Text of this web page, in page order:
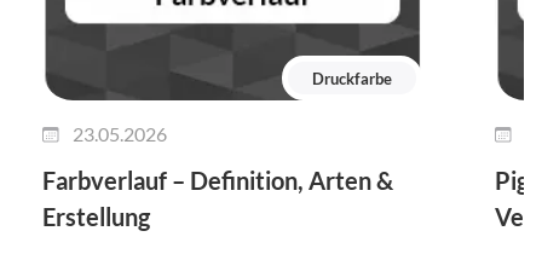
Druckfarbe
23.05.2026
Farbverlauf – Definition, Arten &
Erstellung